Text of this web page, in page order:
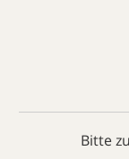
Bitte